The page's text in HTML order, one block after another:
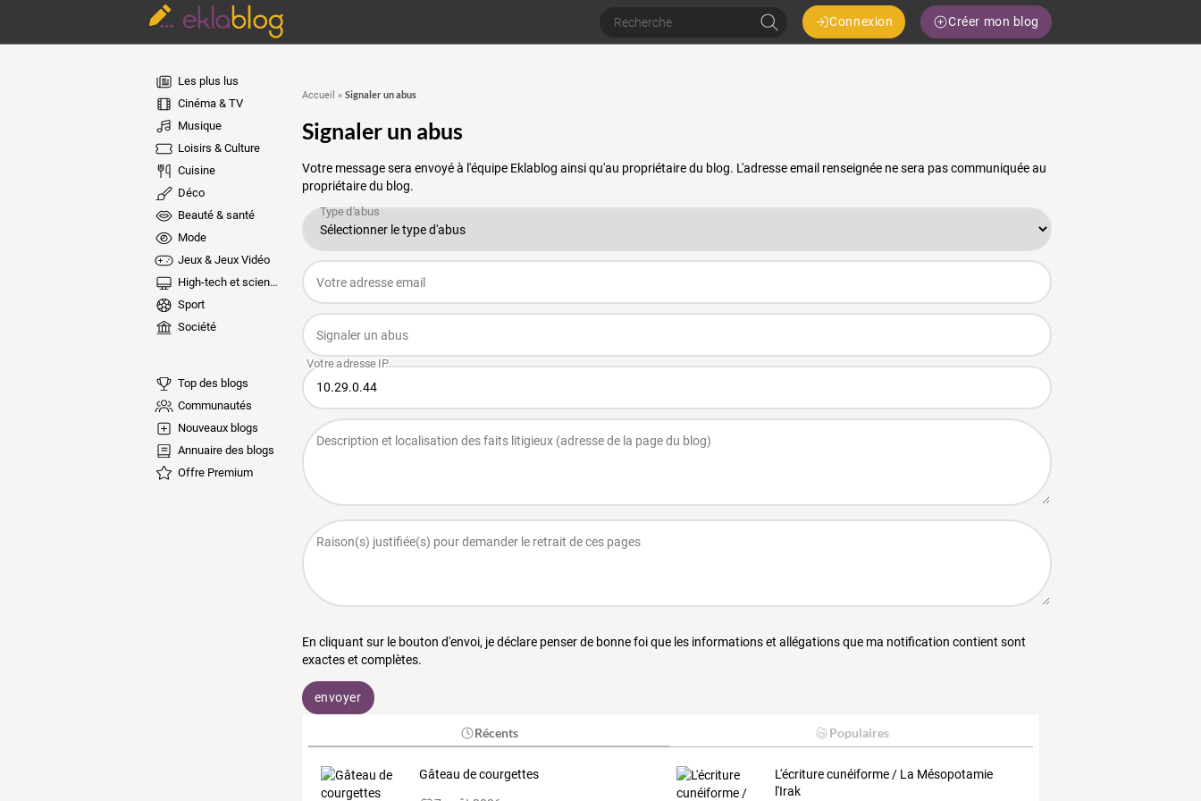
Connexion Créer mon blog
Les plus lus
Cinéma & TV
Musique
Loisirs & Culture
Cuisine
Déco
Beauté & santé
Mode
Jeux & Jeux Vidéo
High-tech et sciences
Sport
Société
Top des blogs
Communautés
Nouveaux blogs
Annuaire des blogs
Offre Premium
Accueil » Signaler un abus
Signaler un abus
Votre message sera envoyé à l'équipe Eklablog ainsi qu'au propriétaire du blog. L'adresse email renseignée ne sera pas communiquée au
propriétaire du blog.
En cliquant sur le bouton d'envoi, je déclare penser de bonne foi que les informations et allégations que ma notification contient sont
exactes et complètes.
envoyer
Récents Populaires
Gâteau de courgettes
L'écriture cunéiforme / La Mésopotamie
l'Irak